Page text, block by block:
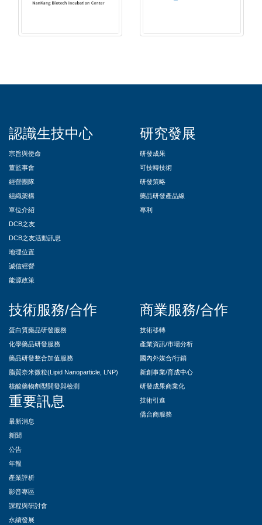
認識生技中心
宗旨與使命
董監事會
經營團隊
組織架構
單位介紹
DCB之友
DCB之友活動訊息
地理位置
誠信經營
能源政策
研究發展
研發成果
可技轉技術
研發策略
藥品研發產品線
專利
技術服務/合作
蛋白質藥品研發服務
化學藥品研發服務
藥品研發整合加值服務
脂質奈米微粒(Lipid Nanoparticle, LNP)
核酸藥物劑型開發與檢測
重要訊息
最新消息
新聞
公告
年報
產業評析
影音專區
課程與研討會
永續發展
商業服務/合作
技術移轉
產業資訊/市場分析
國內外媒合/行銷
新創事業/育成中心
研發成果商業化
技術引進
僑台商服務